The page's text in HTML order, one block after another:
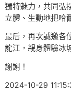
獨特魅力，共同弘
立體、生動地把哈
最后，再次誠邀各
龍江，親身體驗冰
謝謝！
2024-10-29